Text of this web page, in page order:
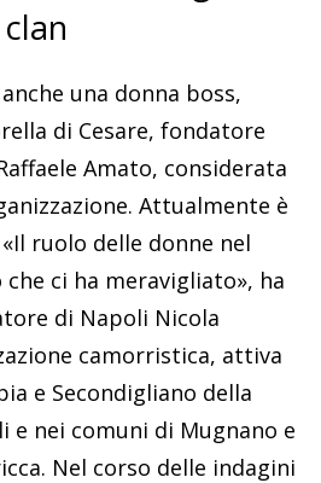
una donna boss,
di Cesare, fondatore
Amato, considerata
Attualmente è
ruolo delle donne nel
ci ha meravigliato», ha
di Napoli Nicola
camorristica, attiva
e Secondigliano della
e nei comuni di Mugnano e
Nel corso delle indagini